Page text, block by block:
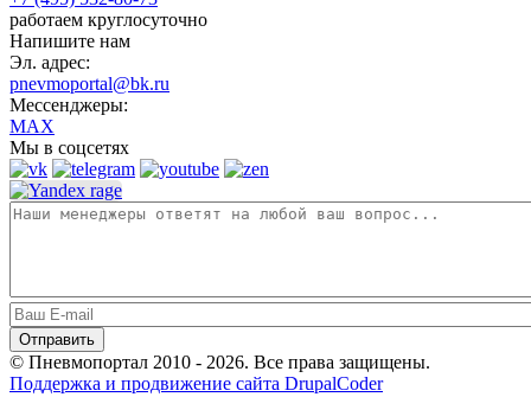
работаем круглосуточно
Напишите нам
Эл. адрес:
pnevmoportal@bk.ru
Мессенджеры:
MAX
Мы в соцсетях
© Пневмопортал 2010 - 2026. Все права защищены.
Поддержка и продвижение сайта DrupalCoder